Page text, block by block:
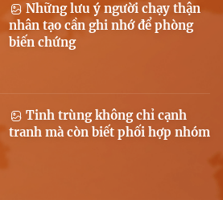
Những lưu ý người chạy thận
nhân tạo cần ghi nhớ để phòng
biến chứng
Tinh trùng không chỉ cạnh
tranh mà còn biết phối hợp nhóm